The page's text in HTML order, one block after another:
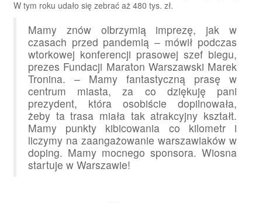
W tym roku udało się zebrać aż 480 tys. zł.
Mamy znów olbrzymią imprezę, jak w
czasach przed pandemią – mówił podczas
wtorkowej konferencji prasowej szef biegu,
prezes Fundacji Maraton Warszawski Marek
Tronina. – Mamy fantastyczną prasę w
centrum miasta, za co dziękuję pani
prezydent, która osobiście dopilnowała,
żeby ta trasa miała tak atrakcyjny kształt.
Mamy punkty kibicowania co kilometr i
liczymy na zaangażowanie warszawiaków w
doping. Mamy mocnego sponsora. Wiosna
startuje w Warszawie!